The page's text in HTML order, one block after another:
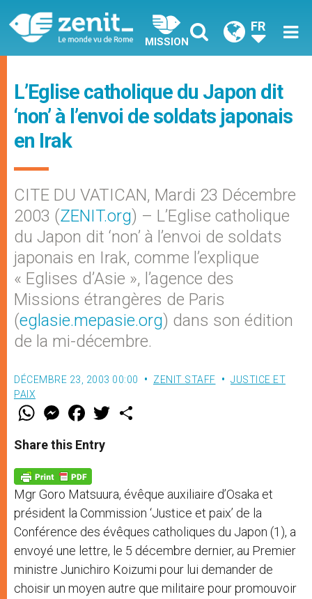
MISSION
FR
L’Eglise catholique du Japon dit
‘non’ à l’envoi de soldats japonais
en Irak
CITE DU VATICAN, Mardi 23 Décembre
2003 (ZENIT.org) – L’Eglise catholique
du Japon dit ‘non’ à l’envoi de soldats
japonais en Irak, comme l’explique
« Eglises d’Asie », l’agence des
Missions étrangères de Paris
(eglasie.mepasie.org) dans son édition
de la mi-décembre.
DÉCEMBRE 23, 2003 00:00 ZENIT STAFF
JUSTICE ET
PAIX
W
t
s
p
p
M
e
s
e
g
e
r
F
a
e
b
o
k
w
Share this Entry
Mgr Goro Matsuura, évêque auxiliaire d’Osaka et
président la Commission ‘Justice et paix’ de la
Conférence des évêques catholiques du Japon (1), a
envoyé une lettre, le 5 décembre dernier, au Premier
ministre Junichiro Koizumi pour lui demander de
choisir un moyen autre que militaire pour promouvoir